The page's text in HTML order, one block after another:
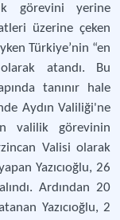
görevini yerine
üzerine çeken
Türkiye’nin “en
atandı. Bu
tanınır hale
Aydın Valiliği'ne
valilik görevinin
Valisi olarak
Yazıcıoğlu, 26
Ardından 20
Yazıcıoğlu, 2